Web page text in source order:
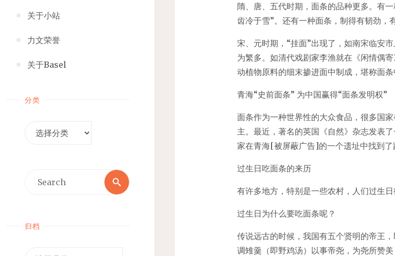
关于小站
力文荣誉
关于Basel
分类
Search
Search
归档
隋、唐、五代时期，面条的品种更多。有
齿冷于雪”。还有一种面条，制得有韧劲，
宋、元时期，“挂面”出现了，如南宋临安
为繁多。如清代戏剧家李渔就在《闲情偶
动植物原料的细末掺进面中制成，堪称面条
青海“史前面条” 为中国赢得“面条发明权”
面条作为一种世界性的大众食品，很多国
主。最近，著名的英国《自然》杂志发表
家在青海[被屏蔽广告]的一个遗址中找到
过生日吃面条的来历
有许多地方，特别是一些农村，人们过生
过生日为什么要吃面条呢？
传说远古的时候，我国有五个贤明的帝王
调雉羹（即野鸡汤）以事帝尧，为尧所赞